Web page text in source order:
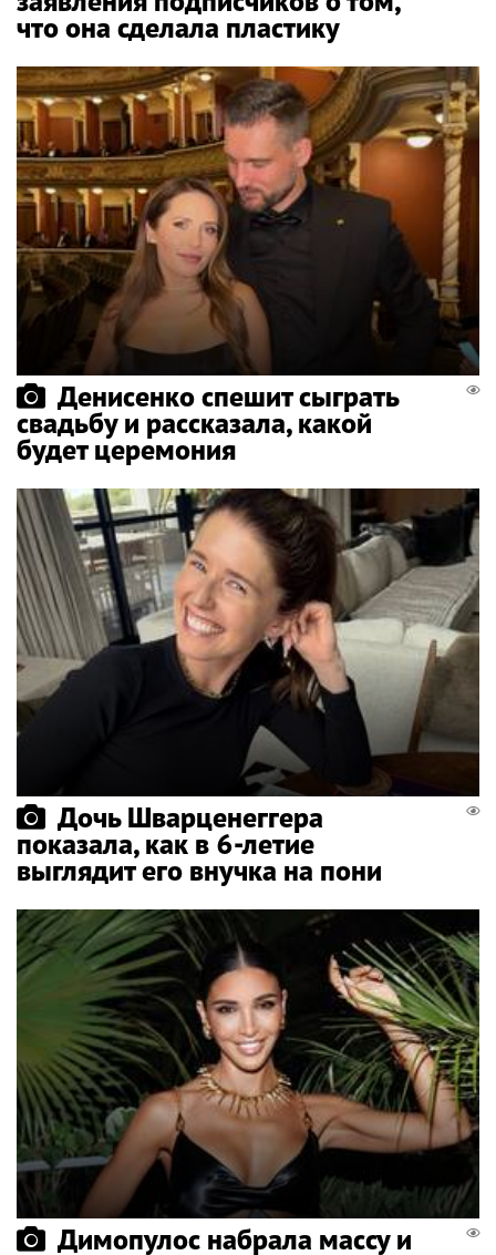
что она сделала пластику
Денисенко спешит сыграть
свадьбу и рассказала, какой
будет церемония
Дочь Шварценеггера
показала, как в 6-летие
выглядит его внучка на пони
Димопулос набрала массу и